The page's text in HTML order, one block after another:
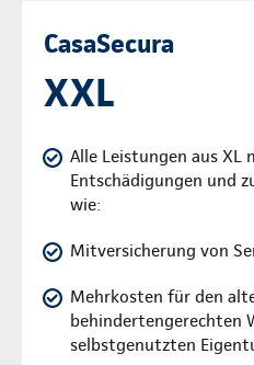
CasaSecura
XXL
Alle Leistungen aus
Entschädigungen und
wie:
Mitversicherung von
Mehrkosten für den
behindertengerechten
selbstgenutzten